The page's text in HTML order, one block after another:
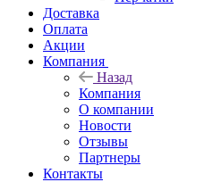
Доставка
Оплата
Акции
Компания
Назад
Компания
О компании
Новости
Отзывы
Партнеры
Контакты